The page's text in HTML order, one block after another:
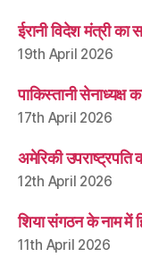
ईरानी विदेश मंत्री का
19th April 2026
पाकिस्तानी
17th April 2026
अमेरिकी
12th April 2026
शिया संगठन के नाम में
11th April 2026